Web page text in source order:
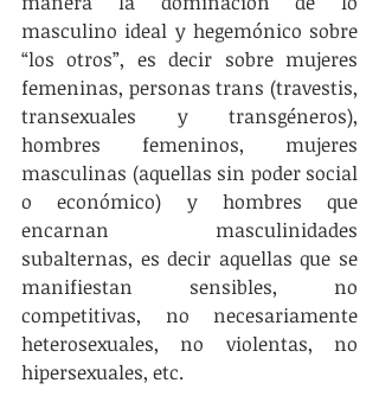
masculino ideal y hegemónico sobre
“los otros”, es decir sobre mujeres
femeninas, personas trans (travestis,
transexuales y transgéneros),
hombres femeninos, mujeres
masculinas (aquellas sin poder social
o económico) y hombres que
encarnan masculinidades
subalternas, es decir aquellas que se
manifiestan sensibles, no
competitivas, no necesariamente
heterosexuales, no violentas, no
hipersexuales, etc.